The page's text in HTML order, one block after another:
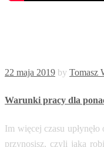
22 maja 2019 by Tomasz
Warunki pracy dla
Im więcej czasu
przynosisz, czyli jaką